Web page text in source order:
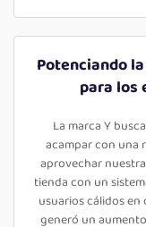
Potenciando
para los
La marca Y
acampar con una
aprovechar
tienda con un
usuarios cálidos en
generó un